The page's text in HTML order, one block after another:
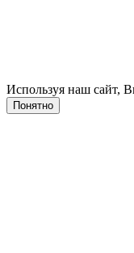
Используя наш сайт,
Понятно